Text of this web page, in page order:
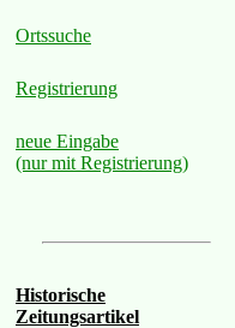
Ortssuche
Registrierung
neue Eingabe
(nur mit Registrierung)
Historische
Zeitungsartikel